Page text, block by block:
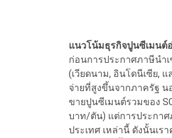
แนวโน้มธุรกิจปูนซีเมนต์
ก่อนการประกาศภาษีนำ
(เวียดนาม, อินโดนีเซีย,
จ่ายที่สูงขึ้นจากภาครัฐ น
ขายปูนซีเมนต์รวมของ
บาท/ตัน) แต่การประกาศ
ประเทศ เหล่านี้ ดังนั้นเร